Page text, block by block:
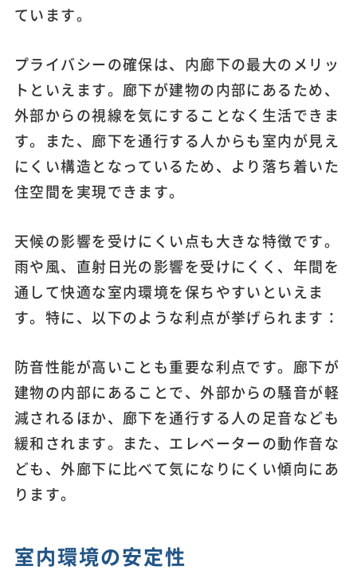
ています。
プライバシーの確保は、内廊下の最大のメリッ
トといえます。廊下が建物の内部にあるため、
外部からの視線を気にすることなく生活できま
す。また、廊下を通行する人からも室内が見え
にくい構造となっているため、より落ち着いた
住空間を実現できます。
天候の影響を受けにくい点も大きな特徴です。
雨や風、直射日光の影響を受けにくく、年間を
通して快適な室内環境を保ちやすいといえま
す。特に、以下のような利点が挙げられます：
防音性能が高いことも重要な利点です。廊下が
建物の内部にあることで、外部からの騒音が軽
減されるほか、廊下を通行する人の足音なども
緩和されます。また、エレベーターの動作音な
ども、外廊下に比べて気になりにくい傾向にあ
ります。
室内環境の安定性